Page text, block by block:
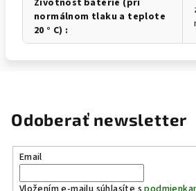
Životnosť batérie (pri
normálnom tlaku a teplote
20 ° C) :
Odoberať newsletter
Email